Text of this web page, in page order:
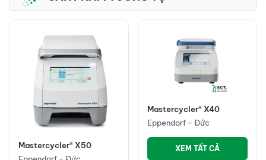
Mastercycler® X40
Eppendorf - Đức
XEM TẤT CẢ
Varipette® 4720
Eppendorf - Đức
XEM TẤT CẢ